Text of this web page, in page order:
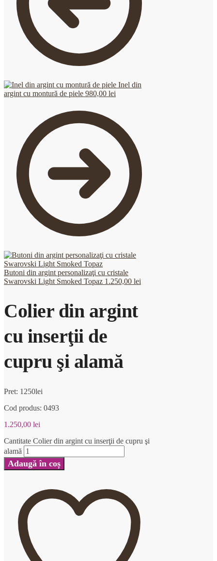
Inel din
argint cu montură de piele 980,00 lei
Butoni din argint personalizaţi cu cristale
Swarovski Light Smoked Topaz 1.250,00 lei
Colier din argint
cu inserţii de
cupru şi alamă
Pret: 1250lei
Cod produs: 0493
1.250,00 lei
Cantitate Colier din argint cu inserţii de cupru şi
alamă
Adaugă în coș